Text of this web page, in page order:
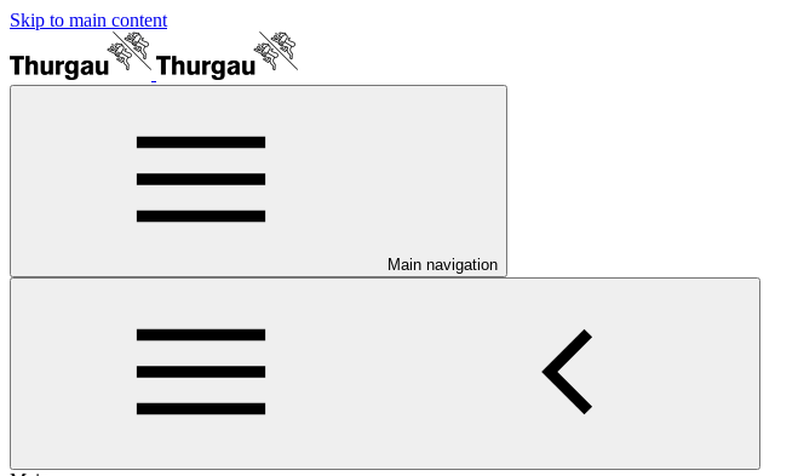
Skip to main content
Main navigation